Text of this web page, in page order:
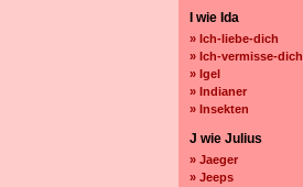
I wie Ida
» Ich-liebe-dich
» Ich-vermisse-dich
» Igel
» Indianer
» Insekten
J wie Julius
» Jaeger
» Jeeps